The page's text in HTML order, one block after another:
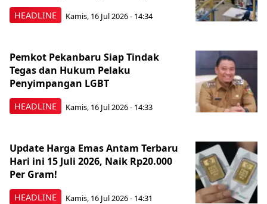
HEADLINE Kamis, 16 Jul 2026 - 14:34
HEADLINE
Pemkot Pekanbaru Siap Tindak
Tegas dan Hukum Pelaku
Penyimpangan LGBT
Kamis, 16 Jul 2026 - 14:33
HEADLINE
Update Harga Emas Antam Terbaru
Hari ini 15 Juli 2026, Naik Rp20.000
Per Gram!
Kamis, 16 Jul 2026 - 14:31